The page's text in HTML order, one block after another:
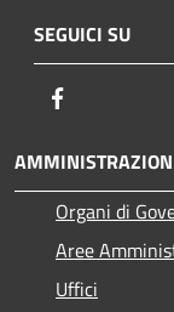
SEGUICI SU
Organi di
Aree
Uffici